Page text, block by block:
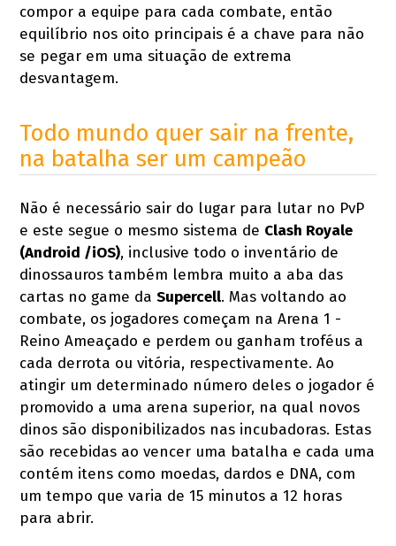
compor a equipe para cada combate, então
equilíbrio nos oito principais é a chave para não
se pegar em uma situação de extrema
desvantagem.
Todo mundo quer sair na frente,
na batalha ser um campeão
Não é necessário sair do lugar para lutar no PvP
e este segue o mesmo sistema de Clash Royale
(Android /iOS), inclusive todo o inventário de
dinossauros também lembra muito a aba das
cartas no game daSupercell. Mas voltando ao
combate, os jogadores começam na Arena 1 -
Reino Ameaçado e perdem ou ganham troféus a
cada derrota ou vitória, respectivamente. Ao
atingir um determinado número deles o jogador é
promovido a uma arena superior, na qual novos
dinos são disponibilizados nas incubadoras. Estas
são recebidas ao vencer uma batalha e cada uma
contém itens como moedas, dardos e DNA, com
um tempo que varia de 15 minutos a 12 horas
para abrir.